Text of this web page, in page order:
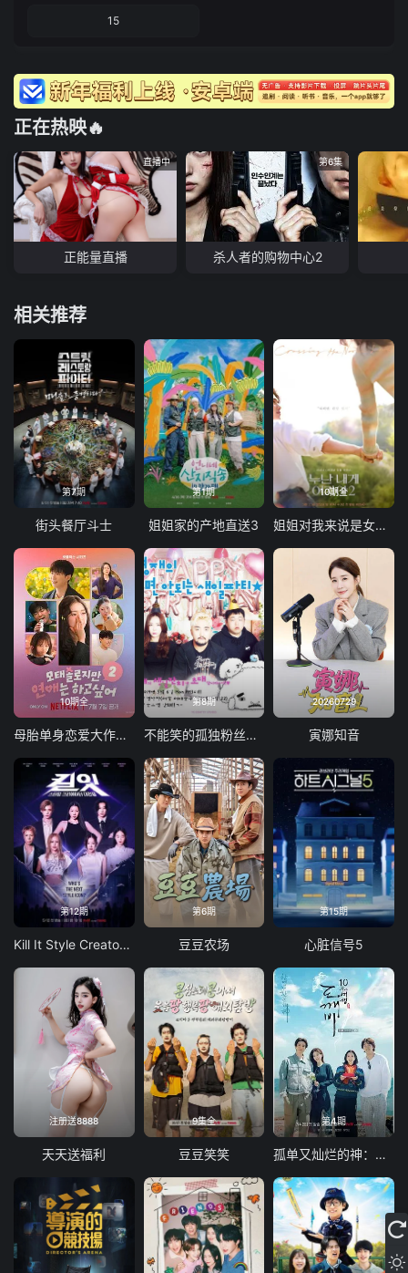
15
正在热映🔥
直播中
正能量直播
第6集
杀人者的购物中心2
相关推荐
第7期
街头餐厅斗士
第1期
姐姐家的产地直送3
10期全
姐姐对我来说是女人2
10期全
母胎单身恋爱大作战2
第8期
不能笑的孤独粉丝见面会
20260729
寅娜知音
第12期
Kill It Style Creator War
第6期
豆豆农场
第15期
心脏信号5
注册送8888
天天送福利
9集全
豆豆笑笑
第4期
孤单又灿烂的神：鬼怪十周年特辑